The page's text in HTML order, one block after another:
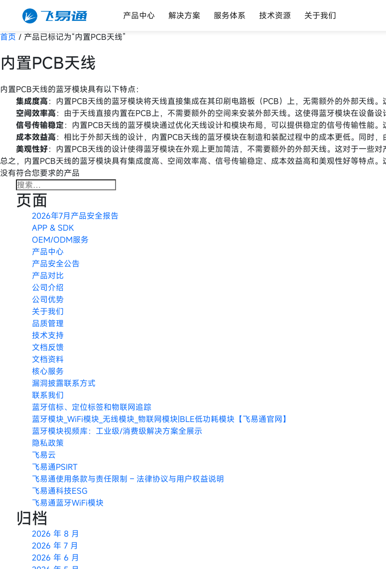
产品中心 解决方案 服务体系 技术资源 关于我们
首页 / 产品已标记为“内置PCB天线”
内置PCB天线
内置PCB天线的蓝牙模块具有以下特点：
集成度高：内置PCB天线的蓝牙模块将天线直接集成在其印刷电路板（PCB）上，无需额外的外部天线
空间效率高：由于天线直接内置在PCB上，不需要额外的空间来安装外部天线。这使得蓝牙模块在设备
信号传输稳定：内置PCB天线的蓝牙模块通过优化天线设计和模块布局，可以提供稳定的信号传输性能
成本效益高：相比于外部天线的设计，内置PCB天线的蓝牙模块在制造和装配过程中的成本更低。同时
美观性好：内置PCB天线的设计使得蓝牙模块在外观上更加简洁，不需要额外的外部天线。这对于一些
总之，内置PCB天线的蓝牙模块具有集成度高、空间效率高、信号传输稳定、成本效益高和美观性好等特点
没有符合您要求的产品
搜
索：
页面
2026年7月产品安全报告
APP & SDK
OEM/ODM服务
产品中心
产品安全公告
产品对比
公司介绍
公司优势
关于我们
品质管理
技术支持
文档反馈
文档资料
核心服务
漏洞披露联系方式
联系我们
蓝牙信标、定位标签和物联网追踪
蓝牙模块_WiFi模块_无线模块_物联网模块|BLE低功耗模块【飞易通官网】
蓝牙模块视频库：工业级/消费级解决方案全展示
隐私政策
飞易云
飞易通PSIRT
飞易通使用条款与责任限制 – 法律协议与用户权益说明
飞易通科技ESG
飞易通蓝牙WiFi模块
归档
2026 年 8 月
2026 年 7 月
2026 年 6 月